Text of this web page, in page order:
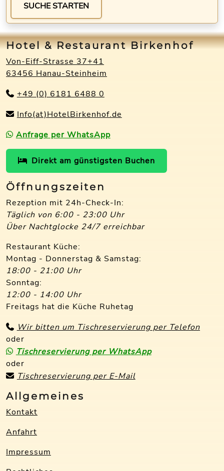
Hotel & Restaurant Birkenhof
Von-Eiff-Strasse 37+41
63456 Hanau-Steinheim
+49 (0) 6181 6488 0
Info(at)HotelBirkenhof.de
Anfrage per WhatsApp
Direkt am günstigsten Buchen
Öffnungszeiten
Rezeption mit 24h-Check-In:
Täglich von 6:00 - 23:00 Uhr
Über Nachtglocke 24/7 erreichbar
Restaurant Küche:
Montag - Donnerstag & Samstag:
18:00 - 21:00 Uhr
Sonntag:
12:00 - 14:00 Uhr
Freitags hat die Küche Ruhetag
Wir bitten um Tischreservierung per Telefon
oder
Tischreservierung per WhatsApp
oder
Tischreservierung per E-Mail
Allgemeines
Kontakt
Anfahrt
Impressum